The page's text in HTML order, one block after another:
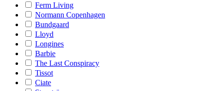
Ferm Living
Normann Copenhagen
Bundgaard
Lloyd
Longines
Barbie
The Last Conspiracy
Tissot
Ciate